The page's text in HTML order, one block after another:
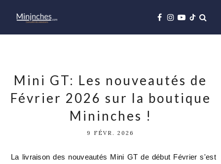
Mini GT: Les nouveautés de
Février 2026 sur la boutique
Mininches !
9 FÉVR. 2026
La livraison des nouveautés Mini GT de début Février s'est